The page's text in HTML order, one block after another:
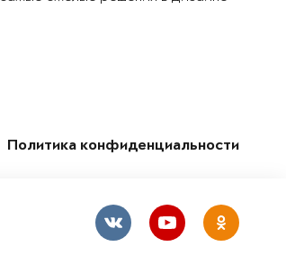
Политика конфиденциальности